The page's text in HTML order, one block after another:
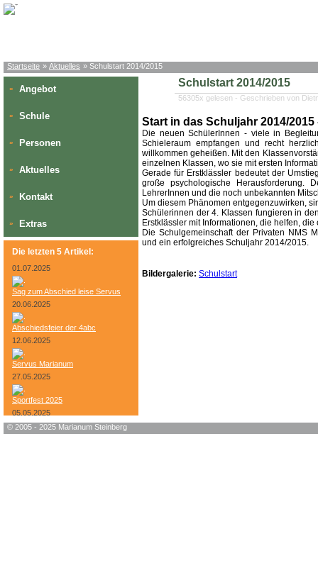
Startseite » Aktuelles » Schulstart 2014/2015
» Angebot
» Schule
» Personen
» Aktuelles
» Kontakt
» Extras
Die letzten 5 Artikel:
01.07.2025
Sag zum Abschied leise Servus
20.06.2025
Abschiedsfeier der 4abc
12.06.2025
Servus Marianum
27.05.2025
Sportfest 2025
05.05.2025
Bundesheer-Tag
Schulstart 2014/2015
56305x gelesen - Geschrieben von
Start in das Schuljahr 2014/
Die neuen SchülerInnen - viele in
Schieleraum empfangen und recht
willkommen geheißen. Mit den
einzelnen Klassen, wo sie mit ersten
Gerade für Erstklässler bedeutet der
große psychologische Herausforderung.
LehrerInnen und die noch unbekannten
Um diesem Phänomen entgegenzuwirken,
Schülerinnen der 4. Klassen fungieren in
Erstklässler mit Informationen, die helfen,
Die Schulgemeinschaft der Privaten NMS
und ein erfolgreiches Schuljahr 2014/2015.
Bildergalerie: Schulstart
© 2005 - 2025 Marianum Steinberg